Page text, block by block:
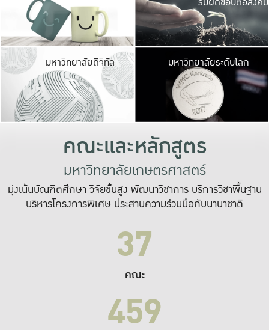
เปิดประ
และพบเรื่องราวใ
มหาวิทยาลัยดิจิทัล มหาวิ
เปลี่ยนแปลง แล
เพื่อทำง
ระบบสารสนเทศ
มหาวิทยาลัยระดับโลก
คณะและหลักสูตร
มหาวิทยาลัยเกษตรศาสตร์
มุ่งเน้นบัณฑิตศึกษา วิจัยขั้นสูง พัฒนาวิชาการ บริการวิชาพื้นฐาน
บริหารโครงการพิเศษ ประสานความร่วมมือกับนานาชาติ
37
คณะ
459